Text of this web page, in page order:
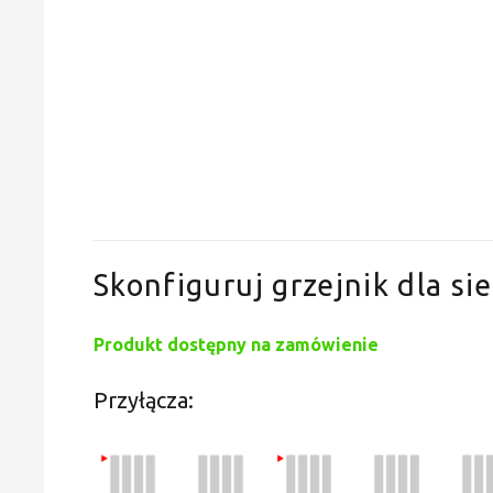
Skonfiguruj grzejnik dla
Produkt dostępny na zamówienie
Przyłącza: